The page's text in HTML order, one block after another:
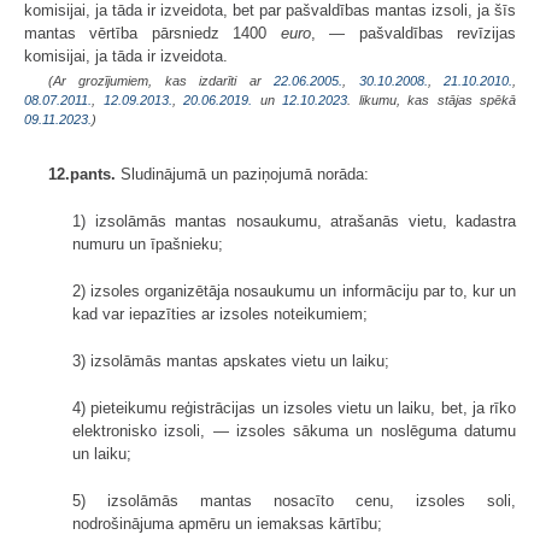
komisijai, ja tāda ir izveidota, bet par pašvaldības mantas izsoli, ja šīs
mantas vērtība pārsniedz 1400 euro, — pašvaldības revīzijas
komisijai, ja tāda ir izveidota.
(Ar grozījumiem, kas izdarīti ar22.06.2005. 30.10.2008. ,21.10.2010.
08.07.2011.
12.09.2013. 20.06.2019. un 12.10.2023 . likumu, kas stājas spēkā
09.11.2023. )
12.pants. Sludinājumā un paziņojumā norāda:
1) izsolāmās mantas nosaukumu, atrašanās vietu, kadastra
numuru un īpašnieku;
2) izsoles organizētāja nosaukumu un informāciju par to, kur un
kad var iepazīties ar izsoles noteikumiem;
3) izsolāmās mantas apskates vietu un laiku;
4) pieteikumu reģistrācijas un izsoles vietu un laiku, bet, ja rīko
elektronisko izsoli, — izsoles sākuma un noslēguma datumu
un laiku;
5) izsolāmās mantas nosacīto cenu, izsoles soli,
nodrošinājuma apmēru un iemaksas kārtību;